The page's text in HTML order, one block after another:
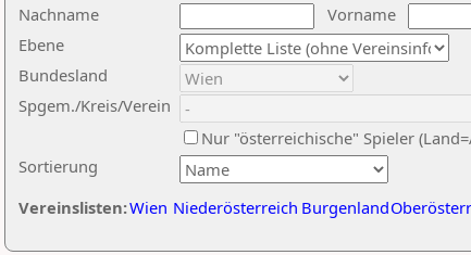
Nachname
Vorname
Ebene
Sortierung
Bundesland
Spgem./Kreis/Verein
Nur "österreichische" Spieler
Vereinslisten:Wien Niederösterreich Burgenland